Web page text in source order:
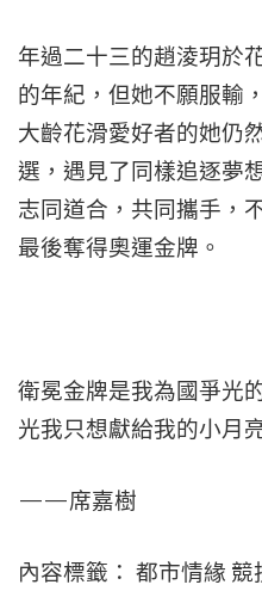
年過二十三的趙淩玥於
的年紀，但她不願服輸
大齡花滑愛好者的她仍
選，遇見了同樣追逐夢
志同道合，共同攜手，
最後奪得奧運金牌。
衛冕金牌是我為國爭光
光我只想獻給我的小月
——席嘉樹
內容標籤： 都市情緣 競